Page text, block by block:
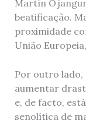
Martín
beatificação.
proximidade
União
Por outro lado,
aumentar
e, de facto,
senolítica de